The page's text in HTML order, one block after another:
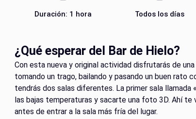
Duración: 1 hora Todos los días
¿Qué esperar del Bar de Hielo?
Con esta nueva y original actividad disfrutarás de
tomando un trago, bailando y pasando un buen rato
tendrás dos salas diferentes. La primer sala
las bajas temperaturas y sacarte una foto 3D. Ahí
antes de entrar a la sala más fría del lugar.